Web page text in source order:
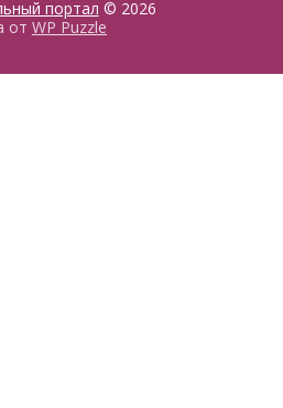
портал © 2026
от WP Puzzle